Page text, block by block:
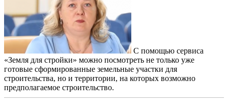
С помощью сервиса
«Земля для стройки» можно посмотреть не только уже
готовые сформированные земельные участки для
строительства, но и территории, на которых возможно
предполагаемое строительство.